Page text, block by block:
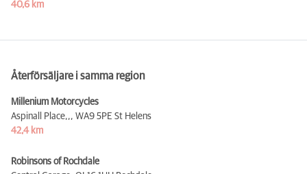
40,6 km
Återförsäljare i samma region
Millenium Motorcycles
Aspinall Place,,, WA9 5PE St Helens
42,4 km
Robinsons of Rochdale